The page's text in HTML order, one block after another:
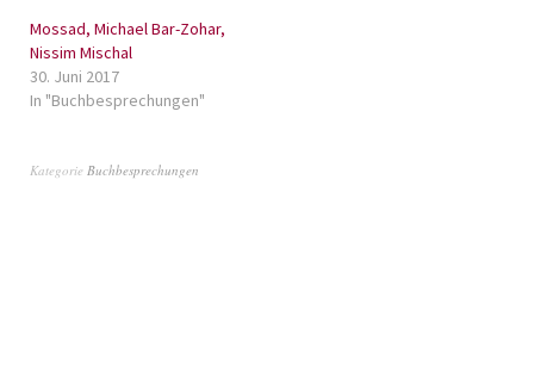
Mossad, Michael Bar-Zohar,
Nissim Mischal
30. Juni 2017
In "Buchbesprechungen"
Kategorie Buchbesprechungen